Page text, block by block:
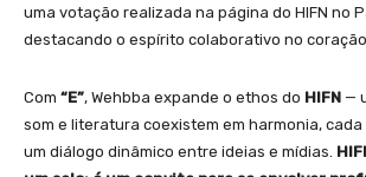
uma votação realizada na página do HIFN no
destacando o espírito colaborativo no
Com “E”, Wehbba expande o ethos do HIFN —
som e literatura coexistem em harmonia,
um diálogo dinâmico entre ideias e mídias.